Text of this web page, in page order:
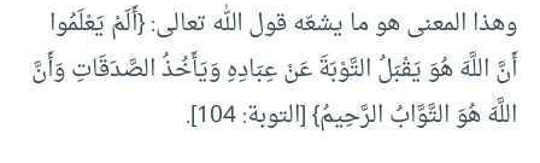
وهذا المعنى هو ما يشعّه قول الله تعالى: {أَلَمْ يَعْلَمُوا
أَنَّ اللَّهَ هُوَ يَقْبَلُ التَّوْبَةَ عَنْ عِبَادِهِ وَيَأَخُذُ الصَّدَقَاتِ وَأَنَّ
اللَّهَ هُوَ التَّوَّابُ الرَّحِيمُ} [التوبة: 104].